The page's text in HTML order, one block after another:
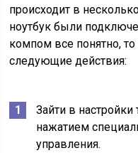
происходит в
ноутбук были
компом все понятно,
следующие действия:
Зайти в
нажатием
управления.